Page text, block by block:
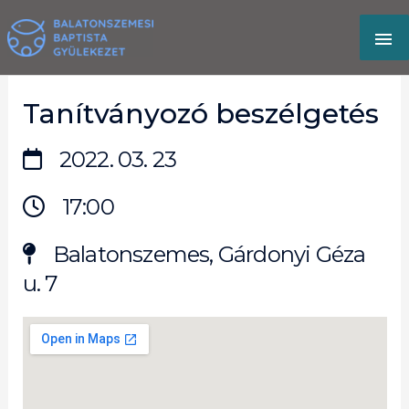
to
content
Tanítványozó beszélgetés
2022. 03. 23
17:00
Balatonszemes, Gárdonyi Géza
u. 7